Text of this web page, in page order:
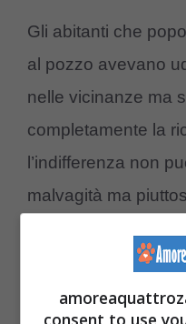
Gli abitanti che
al pozzo avevano
nelle vicinanze ma
completamente la
l’indifferenza non
malvagità ma
Il cane che
consent to use